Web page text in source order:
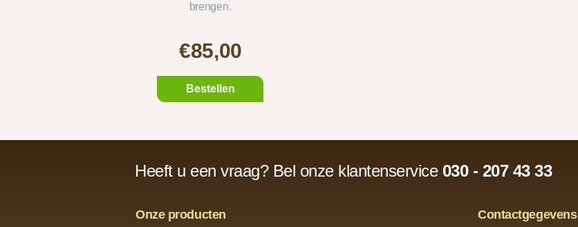
brengen.
€85,00
Bestellen
Heeft u een vraag? Bel onze klantenservice 030 - 207 43 33
Onze producten Contactgegevens